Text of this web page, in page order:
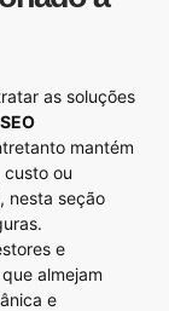
as soluções
mantém
ou
nesta seção
e
almejam
e